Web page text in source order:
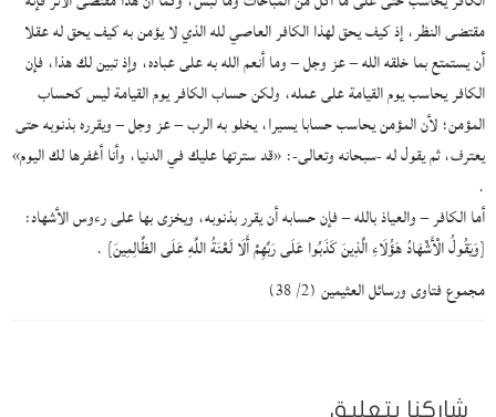
مقتضى النظر، إذ كيف يحق لهذا الكافر العاصي لله الذي لا يؤمن به كيف يحق له عقلا
أن يستمتع بما خلقه الله – عز وجل – وما أنعم الله به على عباده، وإذ تبين لك هذا، فإن
الكافر يحاسب يوم القيامة على عمله، ولكن حساب الكافر يوم القيامة ليس كحساب
المؤمن؛ لأن المؤمن يحاسب حسابا يسيرا، يخلو به الرب – عز وجل – ويقرره بذنوبه حتى
يعترف، ثم يقول له -سبحانه وتعالى-: «قد سترتها عليك في الدنيا، وأنا أغفرها لك اليوم»
.
أما الكافر – والعياذ بالله – فإن حسابه أن يقرر بذنوبه، ويخزى بها على رءوس الأشهاد:
{وَيَقُولُ الْأَشْهَادُ هَؤُلَاءِ الَّذِينَ كَذَبُوا عَلَى رَبِّهِمْ أَلَا لَعْنَةُ اللَّهِ عَلَى الظَّالِمِينَ} .
مجموع فتاوى ورسائل العثيمين (2/ 38)
شاركنا بتعليق